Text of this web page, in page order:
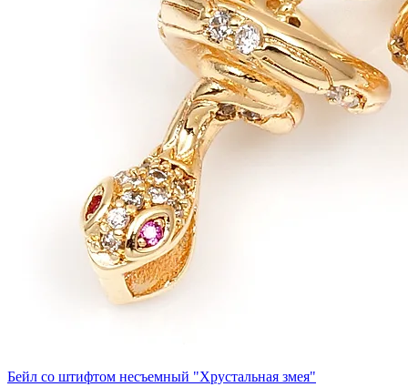
Бейл сo штифтом несъемный "Хрустальная змея"